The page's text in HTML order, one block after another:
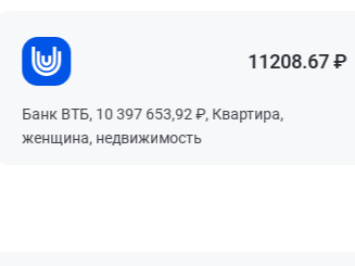
11208.67 ₽
Банк ВТБ, 10 397 653,92 ₽, Квартира,
женщина, недвижимость